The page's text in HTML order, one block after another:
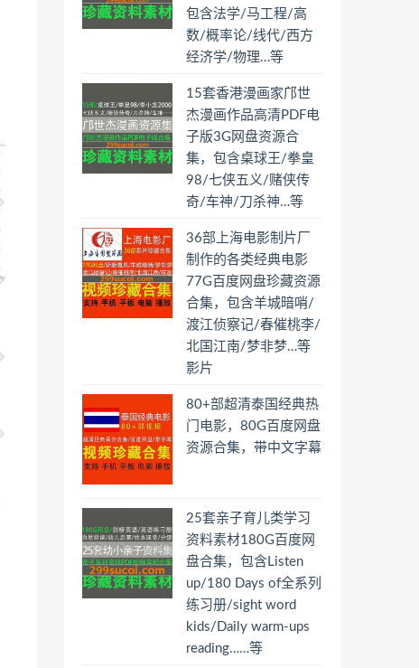
包含法学/马工程/高
数/概率论/线代/西方
经济学/物理…等
15套香港漫画家邝世
杰漫画作品高清PDF电
子版3G网盘资源合
集，包含桌球王/拳皇
98/七侠五义/赌侠传
奇/车神/刀杀神…等
36部上海电影制片厂
制作的各类经典电影
77G百度网盘珍藏资源
合集，包含羊城暗哨/
渡江侦察记/春催桃李/
北国江南/梦非梦…等
影片
80+部超清泰国经典热
门电影，80G百度网盘
资源合集，带中文字幕
25套亲子育儿类学习
资料素材180G百度网
盘合集，包含Listen
up/180 Days of全系列
练习册/sight word
kids/Daily warm-ups
reading……等